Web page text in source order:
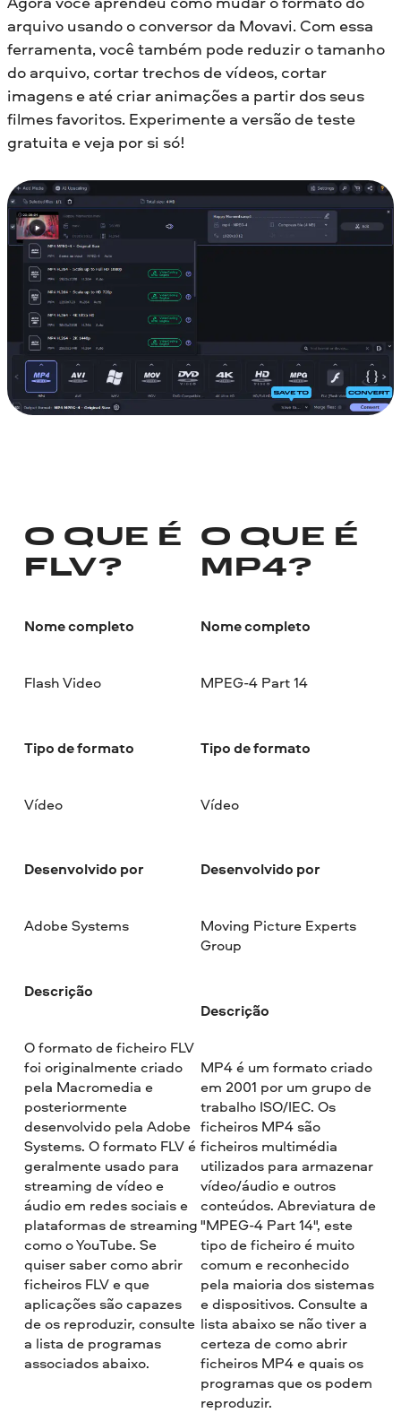
arquivo usando o conversor da Movavi. Com essa
ferramenta, você também pode reduzir o tamanho
do arquivo, cortar trechos de vídeos, cortar
imagens e até criar animações a partir dos seus
filmes favoritos. Experimente a versão de teste
gratuita e veja por si só!
O QUE É
FLV?
Nome completo
Flash Video
Tipo de formato
Vídeo
Desenvolvido por
Adobe Systems
Descrição
O formato de ficheiro FLV
foi originalmente criado
pela Macromedia e
posteriormente
desenvolvido pela Adobe
Systems. O formato FLV é
geralmente usado para
streaming de vídeo e
áudio em redes sociais e
plataformas de streaming
como o YouTube. Se
quiser saber como abrir
ficheiros FLV e que
aplicações são capazes
de os reproduzir, consulte
a lista de programas
associados abaixo.
O QUE É
MP4?
Nome completo
MPEG-4 Part 14
Tipo de formato
Vídeo
Desenvolvido por
Moving Picture Experts
Group
Descrição
MP4 é um formato criado
em 2001 por um grupo de
trabalho ISO/IEC. Os
ficheiros MP4 são
ficheiros multimédia
utilizados para armazenar
vídeo/áudio e outros
conteúdos. Abreviatura de
"MPEG-4 Part 14", este
tipo de ficheiro é muito
comum e reconhecido
pela maioria dos sistemas
e dispositivos. Consulte a
lista abaixo se não tiver a
certeza de como abrir
ficheiros MP4 e quais os
programas que os podem
reproduzir.